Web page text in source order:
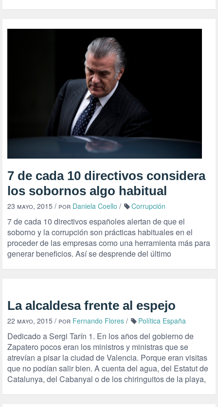
7 de cada 10 directivos considera
los sobornos algo habitual
23 mayo, 2015 / por Daniela Coello / Corrupción
7 de cada 10 directivos españoles alertan de que el
soborno y la corrupción son prácticas habituales en el
proceder de las empresas como una herramienta más para
generar beneficios. Así se desprende del último
La alcaldesa frente al espejo
22 mayo, 2015 / por Fernando Flores / Política España
Dedicado a Sergi Tarín 1. En los años del gobierno de
Zapatero pocos eran los ministros y ministras que se
atrevían a pisar la ciudad de Valencia. Porque eran visitas
que no podían salir bien. A cuenta del agua, del Estatut de
Catalunya, del Cabanyal o de los chiringuitos de la playa,